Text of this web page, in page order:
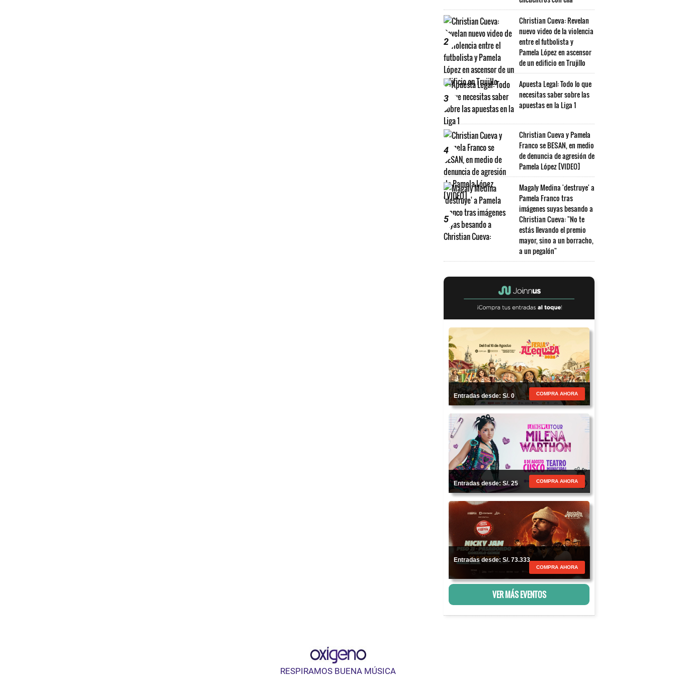
2
Christian Cueva: Revelan
nuevo video de la violencia
entre el futbolista y
Pamela López en ascensor
de un edificio en Trujillo
3
Apuesta Legal: Todo lo que
necesitas saber sobre las
apuestas en la Liga 1
4
Christian Cueva y Pamela
Franco se BESAN, en medio
de denuncia de agresión de
Pamela López [VIDEO]
5
Magaly Medina 'destruye' a
Pamela Franco tras
imágenes suyas besando a
Christian Cueva: "No te
estás llevando el premio
mayor, sino a un borracho,
a un pegalón"
Entradas desde: S/. 0 COMPRA AHORA
Entradas desde: S/. 25 COMPRA AHORA
Entradas desde: S/. 73.333
COMPRA AHORA
VER MÁS EVENTOS
RESPIRAMOS BUENA MÚSICA